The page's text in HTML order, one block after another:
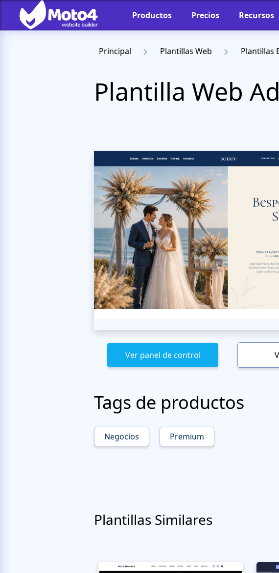
Productos Precios Recursos
Principal Plantillas Web Plantillas
Plantilla Web
Ver panel de control
Tags de productos
Negocios Premium
Plantillas Similares